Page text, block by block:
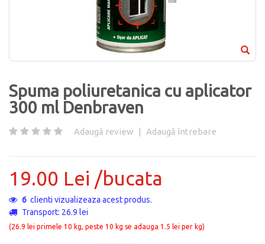
Spuma poliuretanica cu aplicator
300 ml Denbraven
Adaugă review | Adaugă întrebare
19.00 Lei /bucata
6 clienti vizualizeaza acest produs.
Transport: 26.9 lei
(26.9 lei primele 10 kg, peste 10 kg se adauga 1.5 lei per kg)